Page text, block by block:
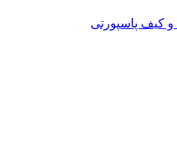
کیف پاسپورتی